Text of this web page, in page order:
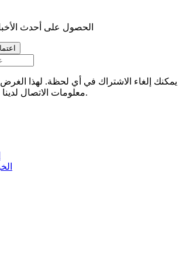
الحصول على أحدث
يمكنك إلغاء الاشتراك في أي لحظة. لهذا
معلومات الاتصال لدينا في الإشعار القانوني.